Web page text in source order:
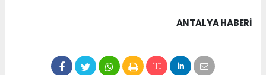
ANTALYA HABERİ